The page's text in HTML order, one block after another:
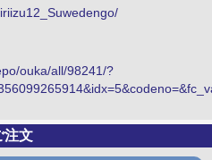
ouka/all/98241/?
注文